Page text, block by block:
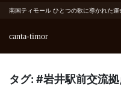
南国ティモール ひとつの歌に導かれた運
canta-timor
タグ: #岩井駅前交流